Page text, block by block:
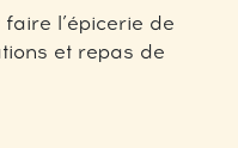
l’épicerie de
et repas de